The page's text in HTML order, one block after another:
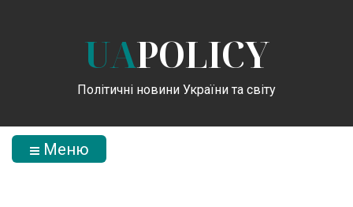
UAPOLICY
Політичні новини України та світу
Меню